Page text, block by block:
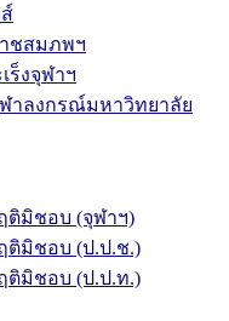
ชสมภพฯ
ร็งจุฬาฯ
าลงกรณ์มหาวิทยาลัย
ติมิชอบ (จุฬาฯ)
ติมิชอบ (ป.ป.ช.)
ติมิชอบ (ป.ป.ท.)